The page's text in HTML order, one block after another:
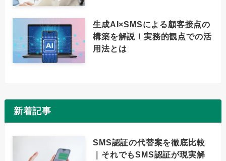
生成AI×SMSによる顧客接点の
構築を解説！実務的観点での活
用法とは
新着記事
SMS認証の代替案を徹底比較
｜それでもSMS認証が現実解